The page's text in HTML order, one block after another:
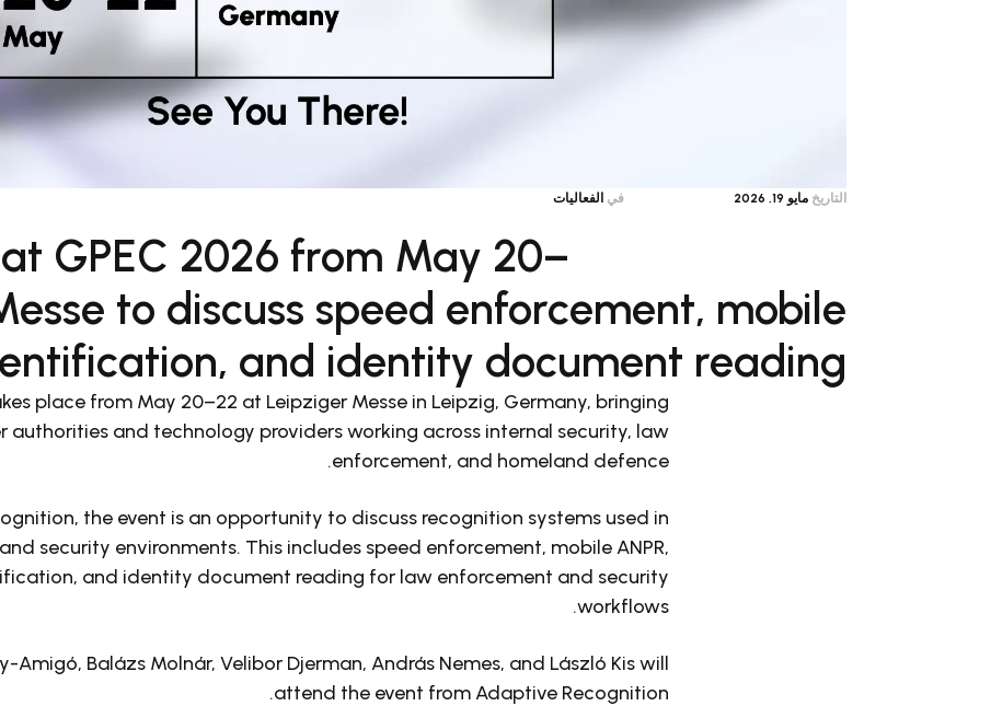
التاريخ مايو 19, 2026 في الفعاليات
GPEC 2026 from May 20–
to discuss speed enforcement, mobile
and identity document reading.
place from May 20–22 at Leipziger Messe in Leipzig, Germany, bringing
authorities and technology providers working across internal security, law
enforcement, and homeland defence.
the event is an opportunity to discuss recognition systems used in
security environments. This includes speed enforcement, mobile ANPR,
and identity document reading for law enforcement and security
workflows.
Amigó, Balázs Molnár, Velibor Djerman, András Nemes, and László Kis will
attend the event from Adaptive Recognition.